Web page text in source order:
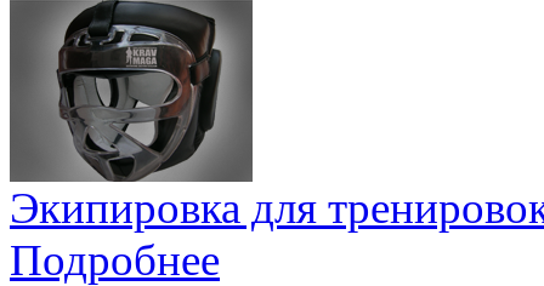
Экипировка для
Подробнее